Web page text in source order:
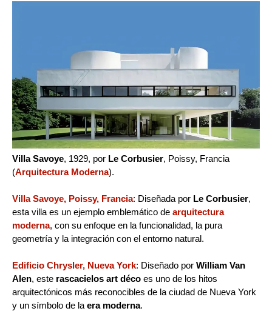
Villa Savoye, 1929, por Le Corbusier, Poissy, Francia
(Arquitectura Moderna).
Villa Savoye, Poissy, Francia: Diseñada por Le Corbusier,
esta villa es un ejemplo emblemático de arquitectura
moderna, con su enfoque en la funcionalidad, la pura
geometría y la integración con el entorno natural.
Edificio Chrysler, Nueva York: Diseñado por William Van
Alen, este rascacielos art déco es uno de los hitos
arquitectónicos más reconocibles de la ciudad de Nueva York
y un símbolo de la era moderna.